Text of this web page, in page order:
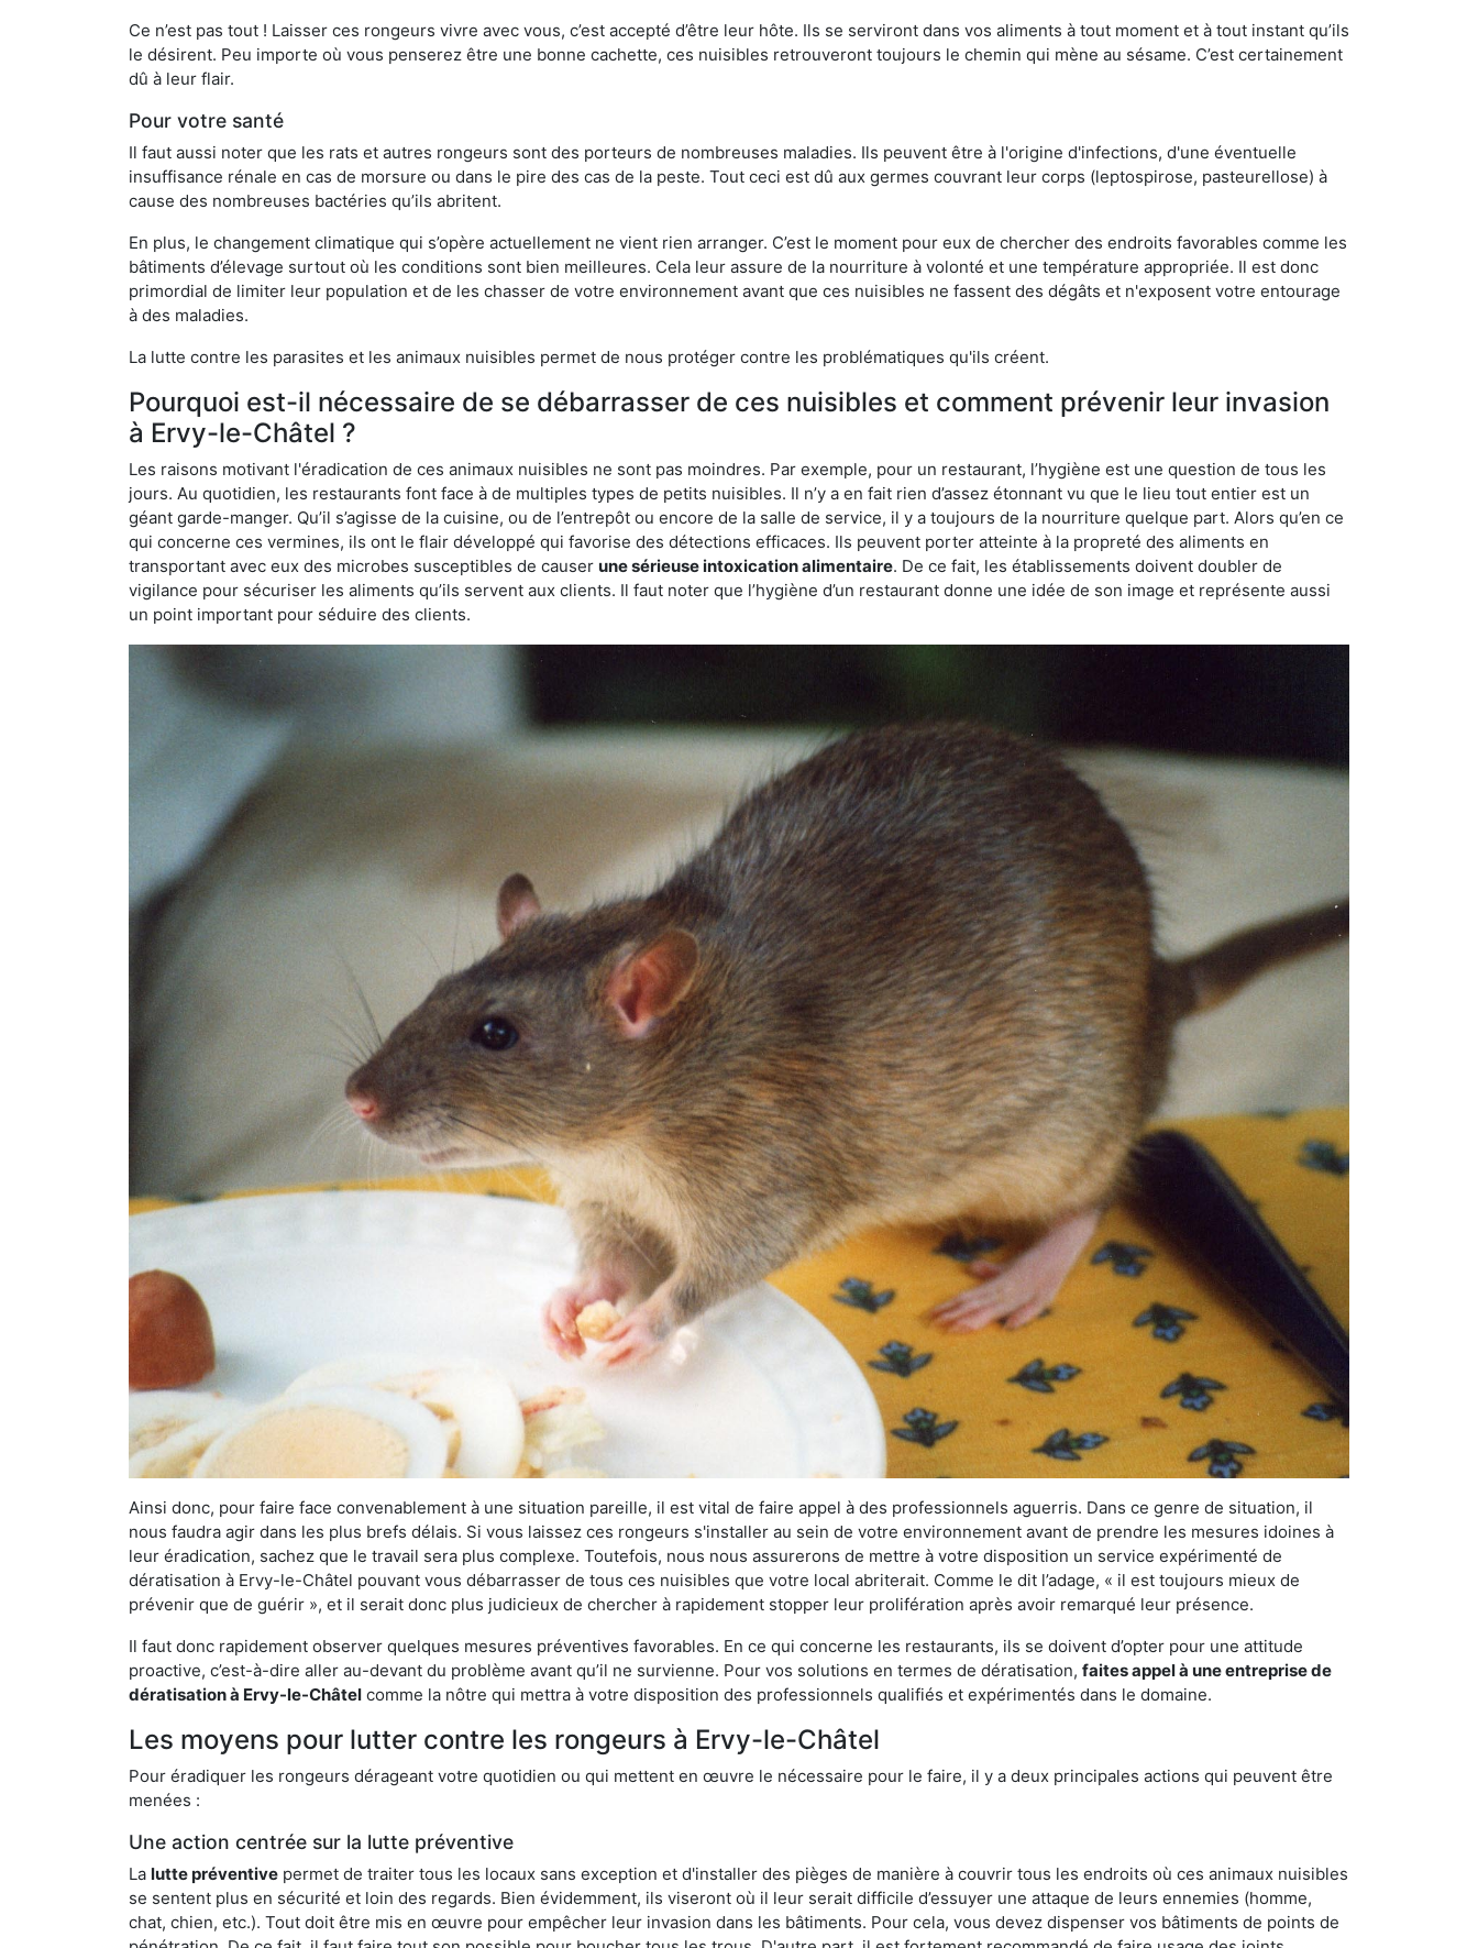
Ce n’est pas tout ! Laisser ces rongeurs vivre avec vous, c’est accepté d’être leur hôte. Ils se serviront dans vos aliments à tout moment et à tout instant qu’ils
le désirent. Peu importe où vous penserez être une bonne cachette, ces nuisibles retrouveront toujours le chemin qui mène au sésame. C’est certainement
dû à leur flair.
Pour votre santé
Il faut aussi noter que les rats et autres rongeurs sont des porteurs de nombreuses maladies. Ils peuvent être à l'origine d'infections, d'une éventuelle
insuffisance rénale en cas de morsure ou dans le pire des cas de la peste. Tout ceci est dû aux germes couvrant leur corps (leptospirose, pasteurellose) à
cause des nombreuses bactéries qu’ils abritent.
En plus, le changement climatique qui s’opère actuellement ne vient rien arranger. C’est le moment pour eux de chercher des endroits favorables comme les
bâtiments d’élevage surtout où les conditions sont bien meilleures. Cela leur assure de la nourriture à volonté et une température appropriée. Il est donc
primordial de limiter leur population et de les chasser de votre environnement avant que ces nuisibles ne fassent des dégâts et n'exposent votre entourage
à des maladies.
La lutte contre les parasites et les animaux nuisibles permet de nous protéger contre les problématiques qu'ils créent.
Pourquoi est-il nécessaire de se débarrasser de ces nuisibles et comment prévenir leur invasion
à Ervy-le-Châtel ?
Les raisons motivant l'éradication de ces animaux nuisibles ne sont pas moindres. Par exemple, pour un restaurant, l’hygiène est une question de tous les
jours. Au quotidien, les restaurants font face à de multiples types de petits nuisibles. Il n’y a en fait rien d’assez étonnant vu que le lieu tout entier est un
géant garde-manger. Qu’il s’agisse de la cuisine, ou de l’entrepôt ou encore de la salle de service, il y a toujours de la nourriture quelque part. Alors qu’en ce
qui concerne ces vermines, ils ont le flair développé qui favorise des détections efficaces. Ils peuvent porter atteinte à la propreté des aliments en
transportant avec eux des microbes susceptibles de causer une sérieuse intoxication alimentaire. De ce fait, les établissements doivent doubler de
vigilance pour sécuriser les aliments qu’ils servent aux clients. Il faut noter que l’hygiène d’un restaurant donne une idée de son image et représente aussi
un point important pour séduire des clients.
Ainsi donc, pour faire face convenablement à une situation pareille, il est vital de faire appel à des professionnels aguerris. Dans ce genre de situation, il
nous faudra agir dans les plus brefs délais. Si vous laissez ces rongeurs s'installer au sein de votre environnement avant de prendre les mesures idoines à
leur éradication, sachez que le travail sera plus complexe. Toutefois, nous nous assurerons de mettre à votre disposition un service expérimenté de
dératisation à Ervy-le-Châtel pouvant vous débarrasser de tous ces nuisibles que votre local abriterait. Comme le dit l’adage, « il est toujours mieux de
prévenir que de guérir », et il serait donc plus judicieux de chercher à rapidement stopper leur prolifération après avoir remarqué leur présence.
Il faut donc rapidement observer quelques mesures préventives favorables. En ce qui concerne les restaurants, ils se doivent d’opter pour une attitude
proactive, c’est-à-dire aller au-devant du problème avant qu’il ne survienne. Pour vos solutions en termes de dératisation, faites appel à une entreprise de
dératisation à Ervy-le-Châtel comme la nôtre qui mettra à votre disposition des professionnels qualifiés et expérimentés dans le domaine.
Les moyens pour lutter contre les rongeurs à Ervy-le-Châtel
Pour éradiquer les rongeurs dérageant votre quotidien ou qui mettent en œuvre le nécessaire pour le faire, il y a deux principales actions qui peuvent être
menées :
Une action centrée sur la lutte préventive
La lutte préventive permet de traiter tous les locaux sans exception et d'installer des pièges de manière à couvrir tous les endroits où ces animaux nuisibles
se sentent plus en sécurité et loin des regards. Bien évidemment, ils viseront où il leur serait difficile d’essuyer une attaque de leurs ennemies (homme,
chat, chien, etc.). Tout doit être mis en œuvre pour empêcher leur invasion dans les bâtiments. Pour cela, vous devez dispenser vos bâtiments de points de